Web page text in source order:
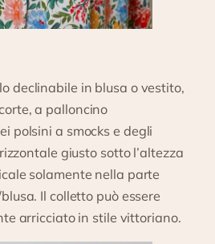
declinabile in blusa o vestito,
a palloncino
polsini a smocks e degli
giusto sotto l’altezza
solamente nella parte
Il colletto può essere
arricciato in stile vittoriano.